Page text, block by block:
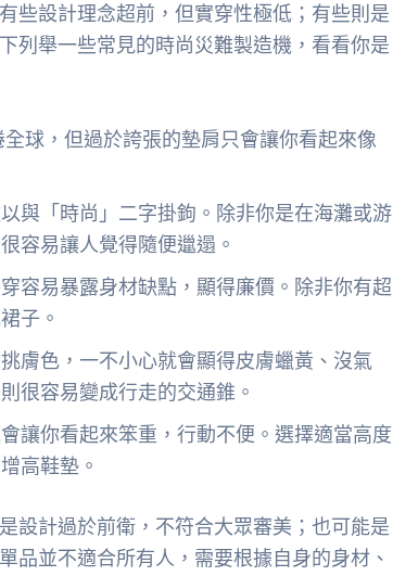
些設計理念超前，但實穿性極低；有些則是
列舉一些常見的時尚災難製造機，看看你是
球，但過於誇張的墊肩只會讓你看起來像
與「時尚」二字掛鉤。除非你是在海灘或游
容易讓人覺得隨便邋遢。
容易暴露身材缺點，顯得廉價。除非你有超
子。
膚色，一不小心就會顯得皮膚蠟黃、沒氣
很容易變成行走的交通錐。
讓你看起來笨重，行動不便。選擇適當高度
高鞋墊。
設計過於前衛，不符合大眾審美；也可能是
品並不適合所有人，需要根據自身的身材、